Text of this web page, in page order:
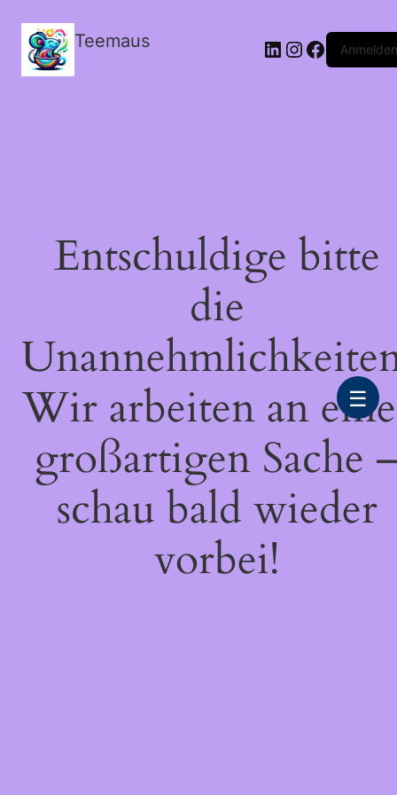
Teemaus LinkedIn
Instagram
FacebookAnmelden
Entschuldige bitte
die
Wir arbeiten an
großartigen Sache
schau bald wieder
vorbei!
☰